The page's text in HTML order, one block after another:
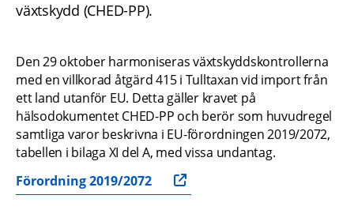
växtskydd (CHED-PP).
Den 29 oktober harmoniseras växtskyddskontrollerna
med en villkorad åtgärd 415 i Tulltaxan vid import från
ett land utanför EU. Detta gäller kravet på
hälsodokumentet CHED-PP och berör som huvudregel
samtliga varor beskrivna i EU-förordningen 2019/2072,
tabellen i bilaga XI del A, med vissa undantag.
Förordning 2019/2072